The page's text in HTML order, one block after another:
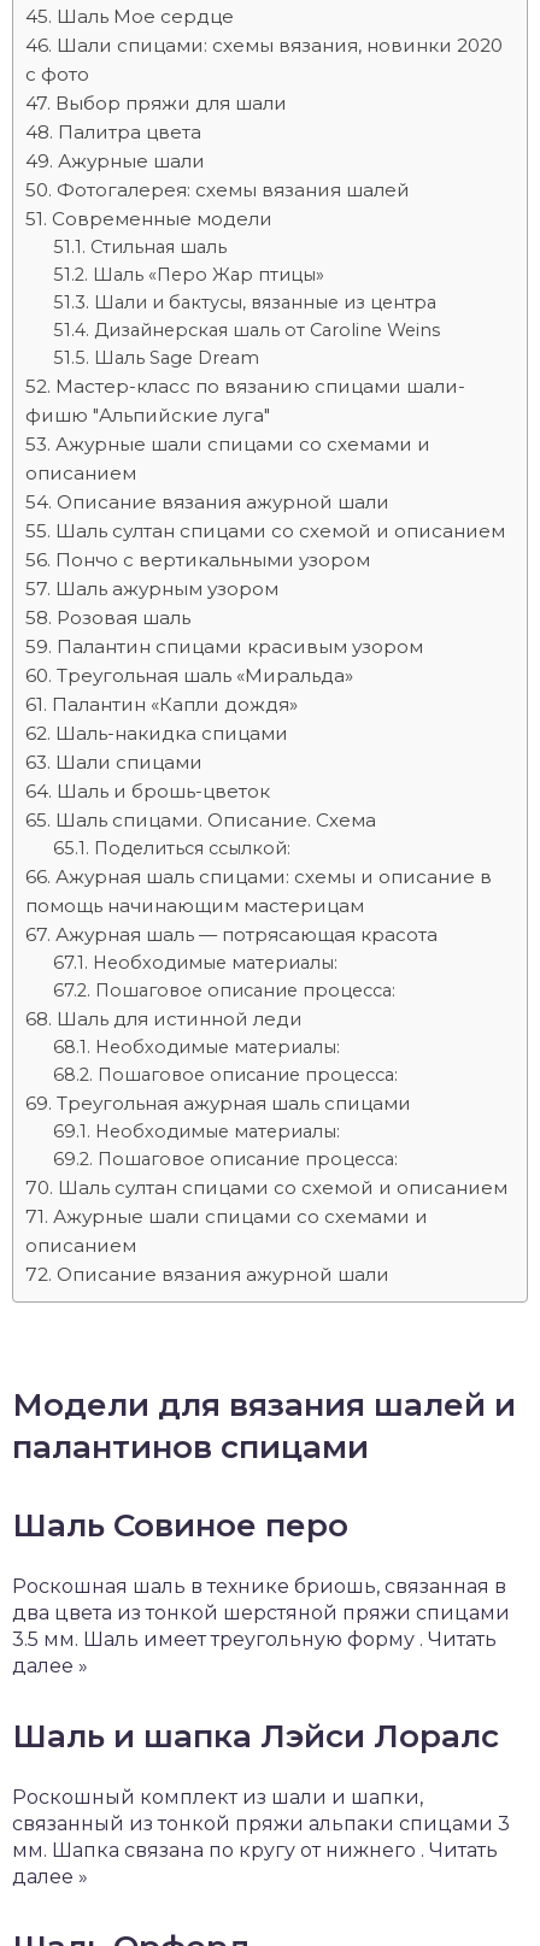
Шаль Мое сердце
Шали спицами: схемы вязания, новинки 2020
с фото
Выбор пряжи для шали
Палитра цвета
Ажурные шали
Фотогалерея: схемы вязания шалей
Современные модели
Стильная шаль
Шаль «Перо Жар птицы»
Шали и бактусы, вязанные из центра
Дизайнерская шаль от Caroline Weins
Шаль Sage Dream
Мастер-класс по вязанию спицами шали-
фишю "Альпийские луга"
Ажурные шали спицами со схемами и
описанием
Описание вязания ажурной шали
Шаль султан спицами со схемой и описанием
Пончо с вертикальными узором
Шаль ажурным узором
Розовая шаль
Палантин спицами красивым узором
Треугольная шаль «Миральда»
Палантин «Капли дождя»
Шаль-накидка спицами
Шали спицами
Шаль и брошь-цветок
Шаль спицами. Описание. Схема
Поделиться ссылкой:
Ажурная шаль спицами: схемы и описание в
помощь начинающим мастерицам
Ажурная шаль — потрясающая красота
Необходимые материалы:
Пошаговое описание процесса:
Шаль для истинной леди
Необходимые материалы:
Пошаговое описание процесса:
Треугольная ажурная шаль спицами
Необходимые материалы:
Пошаговое описание процесса:
Шаль султан спицами со схемой и описанием
Ажурные шали спицами со схемами и
описанием
Описание вязания ажурной шали
Модели для вязания шалей и
палантинов спицами
Шаль Совиное перо
Роскошная шаль в технике бриошь, связанная в
два цвета из тонкой шерстяной пряжи спицами
3.5 мм. Шаль имеет треугольную форму . Читать
далее »
Шаль и шапка Лэйси Лоралс
Роскошный комплект из шали и шапки,
связанный из тонкой пряжи альпаки спицами 3
мм. Шапка связана по кругу от нижнего . Читать
далее »